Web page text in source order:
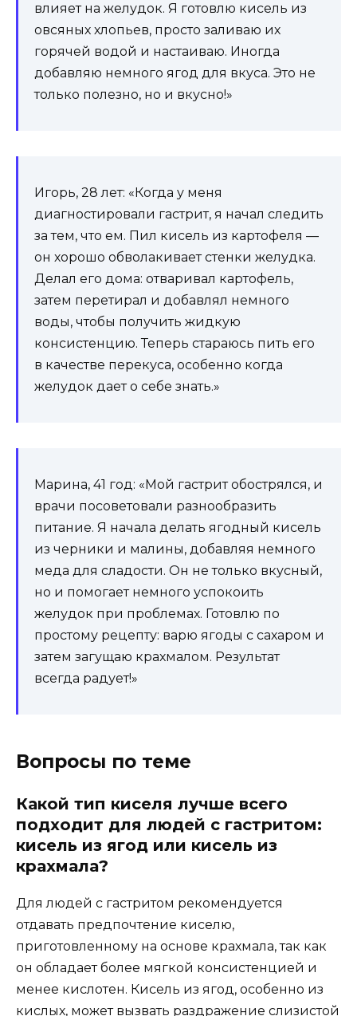
влияет на желудок. Я готовлю кисель из
овсяных хлопьев, просто заливаю их
горячей водой и настаиваю. Иногда
добавляю немного ягод для вкуса. Это не
только полезно, но и вкусно!»
Игорь, 28 лет: «Когда у меня
диагностировали гастрит, я начал следить
за тем, что ем. Пил кисель из картофеля —
он хорошо обволакивает стенки желудка.
Делал его дома: отваривал картофель,
затем перетирал и добавлял немного
воды, чтобы получить жидкую
консистенцию. Теперь стараюсь пить его
в качестве перекуса, особенно когда
желудок дает о себе знать.»
Марина, 41 год: «Мой гастрит обострялся, и
врачи посоветовали разнообразить
питание. Я начала делать ягодный кисель
из черники и малины, добавляя немного
меда для сладости. Он не только вкусный,
но и помогает немного успокоить
желудок при проблемах. Готовлю по
простому рецепту: варю ягоды с сахаром и
затем загущаю крахмалом. Результат
всегда радует!»
Вопросы по теме
Какой тип киселя лучше всего
подходит для людей с гастритом:
кисель из ягод или кисель из
крахмала?
Для людей с гастритом рекомендуется
отдавать предпочтение киселю,
приготовленному на основе крахмала, так как
он обладает более мягкой консистенцией и
менее кислотен. Кисель из ягод, особенно из
кислых, может вызвать раздражение слизистой